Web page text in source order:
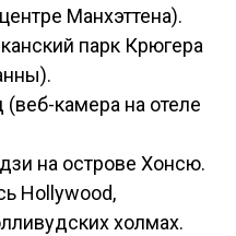
Манхэттена).
парк Крюгера
камера на отеле
на острове Хонсю.
Hollywood,
холмах.